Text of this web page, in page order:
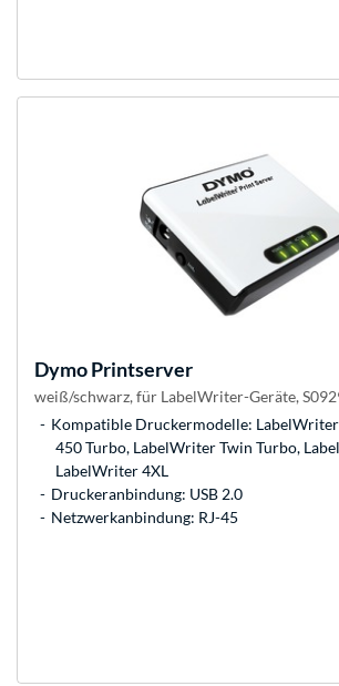
DymoPrintserver
weiß/schwarz, für LabelWriter-Geräte,
Kompatible Druckermodelle:
450 Turbo, LabelWriter Twin Turbo,
LabelWriter 4XL
Druckeranbindung: USB 2.0
Netzwerkanbindung: RJ-45